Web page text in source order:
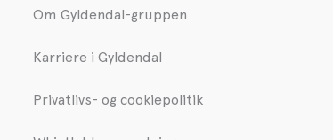
Om Gyldendal-gruppen
Karriere i Gyldendal
Privatlivs- og cookiepolitik